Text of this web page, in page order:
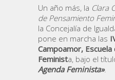
Un año más, la Clara
de Pensamiento
la Concejalía de
pone en marcha las
Campoamor,
Feminista, bajo el
Agenda Feminista».